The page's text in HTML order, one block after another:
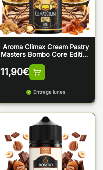
Aroma Climax Cream Pastry
Masters Bombo Core Edition
11,90€
Entrega lunes